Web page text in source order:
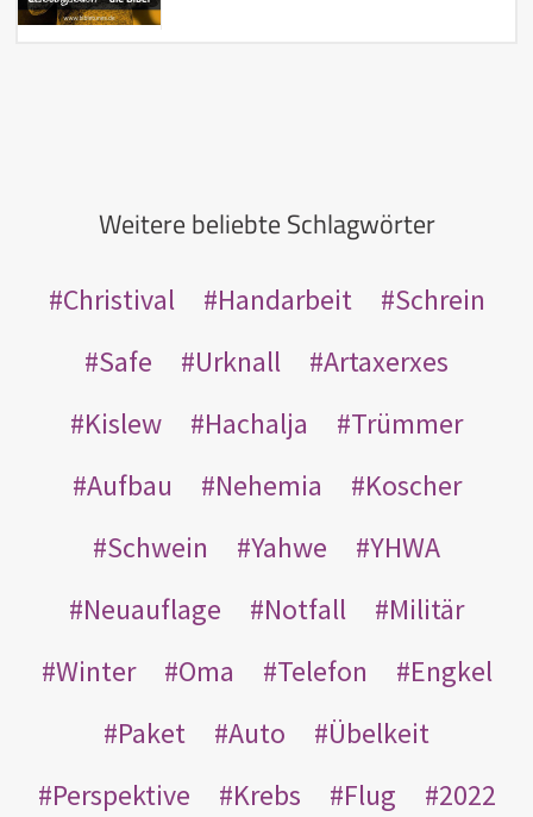
Weitere beliebte Schlagwörter
Christival Handarbeit
Schrein
Safe
Urknall
Artaxerxes
Kislew
Hachalja
Trümmer
Aufbau
Nehemia
Koscher
Schwein
Yahwe
YHWA
Neuauflage
Notfall
Militär
Winter
Oma Telefon
Engkel
Paket
Auto
Übelkeit
Perspektive
Krebs Flug
2022